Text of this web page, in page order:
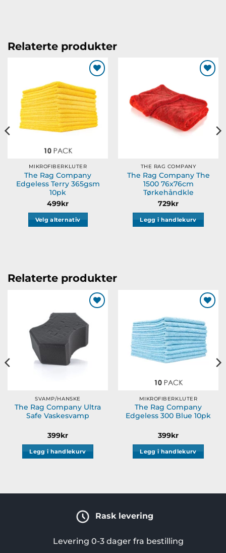
Relaterte produkter
ønskeliste
MIKROFIBERKLUTER
The Rag Company
Edgeless Terry 365gsm
10pk
499kr
Velg alternativ
varianter.
Alternativene
produktsiden
THE RAG COMPANY
The Rag Company The
1500 76x76cm
Tørkehåndkle
729kr
Legg i handlekurv
Relaterte produkter
Legg til
ønskeliste
SVAMP/HANSKE
The Rag Company Ultra
Safe Vaskesvamp
399kr
Legg i handlekurv
ønskeliste
MIKROFIBERKLUTER
The Rag Company
Edgeless 300 Blue 10pk
399kr
Legg i handlekurv
Rask levering
Levering 0-3 dager fra bestilling